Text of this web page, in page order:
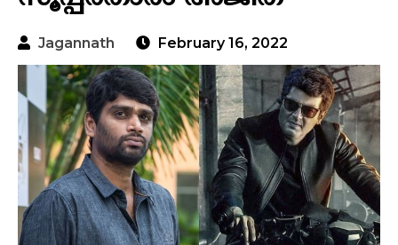
Jagannath February 16, 2022